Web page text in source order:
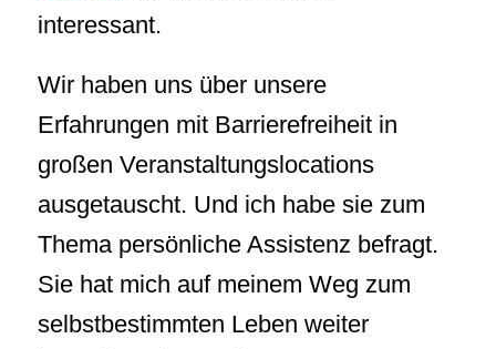
interessant.
Wir haben uns über unsere
Erfahrungen mit Barrierefreiheit in
großen Veranstaltungslocations
ausgetauscht. Und ich habe sie zum
Thema persönliche Assistenz befragt.
Sie hat mich auf meinem Weg zum
selbstbestimmten Leben weiter